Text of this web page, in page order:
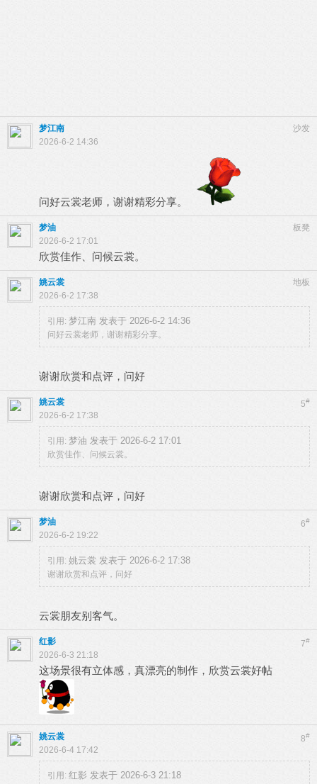
沙发
梦江南
2026-6-2 14:36
问好云裳老师，谢谢精彩分享。
板凳
梦油
2026-6-2 17:01
欣赏佳作、问候云裳。
地板
姚云裳
2026-6-2 17:38
引用: 梦江南 发表于 2026-6-2 14:36
问好云裳老师，谢谢精彩分享。
谢谢欣赏和点评，问好
5#
姚云裳
2026-6-2 17:38
引用: 梦油 发表于 2026-6-2 17:01
欣赏佳作、问候云裳。
谢谢欣赏和点评，问好
6#
梦油
2026-6-2 19:22
引用: 姚云裳 发表于 2026-6-2 17:38
谢谢欣赏和点评，问好
云裳朋友别客气。
7#
红影
2026-6-3 21:18
这场景很有立体感，真漂亮的制作，欣赏云裳好帖
8#
姚云裳
2026-6-4 17:42
引用: 红影 发表于 2026-6-3 21:18